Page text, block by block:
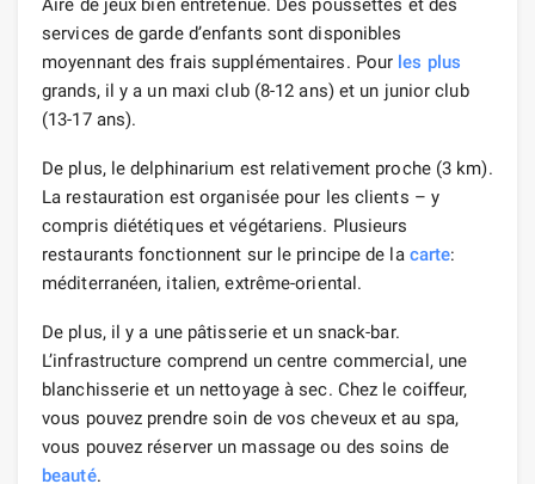
Aire de jeux bien entretenue. Des poussettes et des
services de garde d’enfants sont disponibles
moyennant des frais supplémentaires. Pour les plus
grands, il y a un maxi club (8-12 ans) et un junior club
(13-17 ans).
De plus, le delphinarium est relativement proche (3 km).
La restauration est organisée pour les clients – y
compris diététiques et végétariens. Plusieurs
restaurants fonctionnent sur le principe de la carte:
méditerranéen, italien, extrême-oriental.
De plus, il y a une pâtisserie et un snack-bar.
L’infrastructure comprend un centre commercial, une
blanchisserie et un nettoyage à sec. Chez le coiffeur,
vous pouvez prendre soin de vos cheveux et au spa,
vous pouvez réserver un massage ou des soins de
beauté.